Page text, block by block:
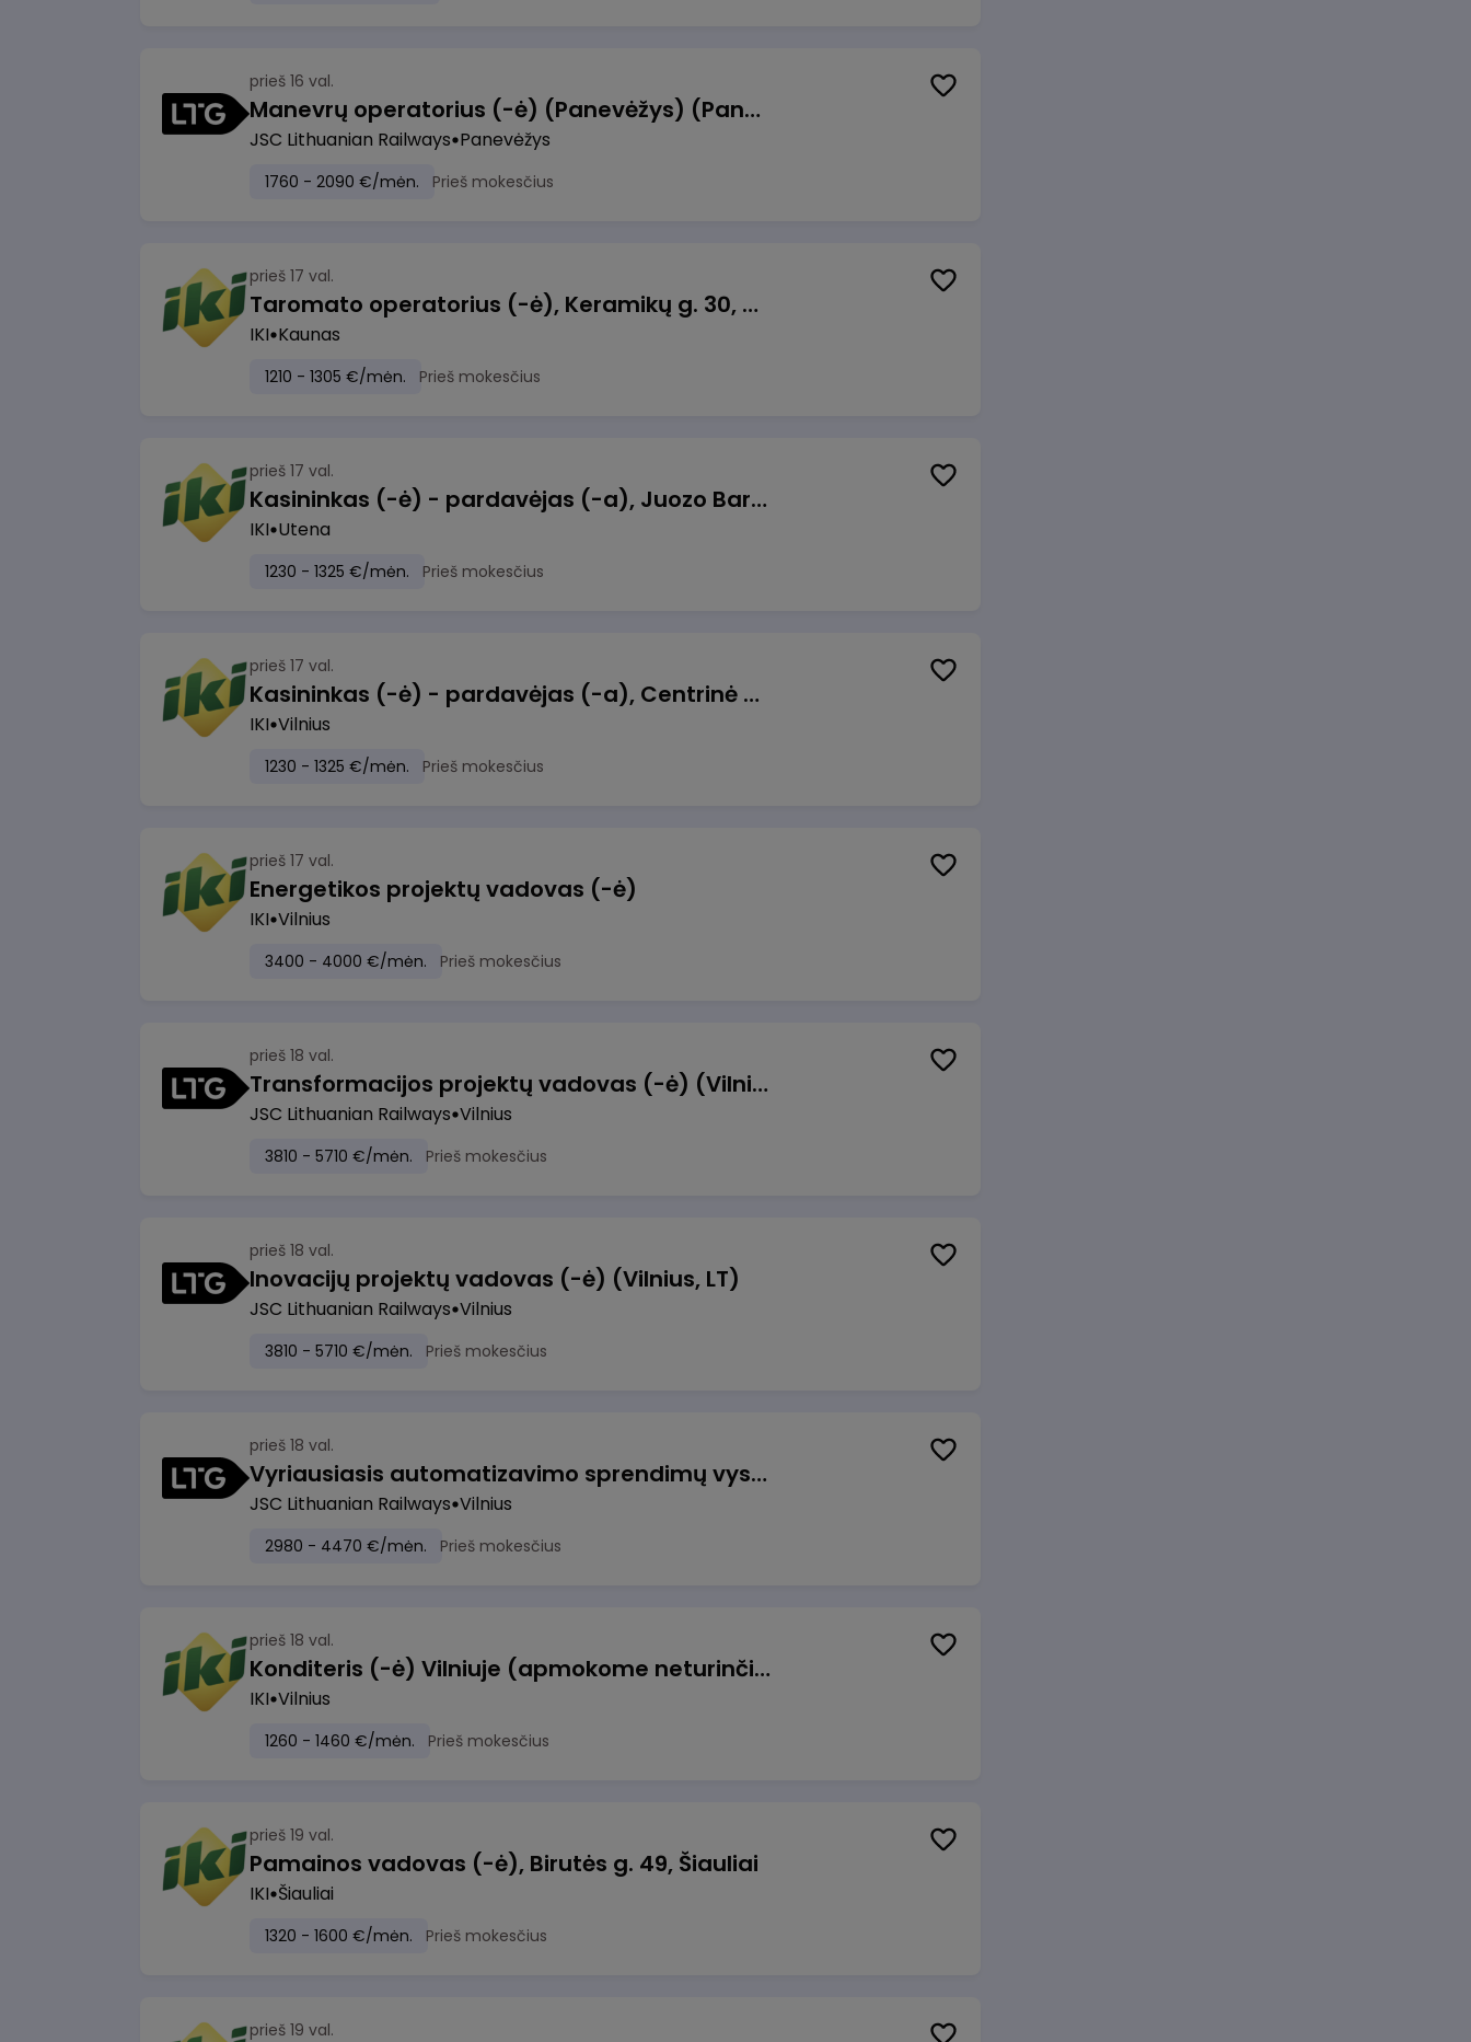
prieš 16 val.
Manevrų operatorius (-ė) (Panevėžys) (Panevėžys, LT)
JSC Lithuanian Railways Panevėžys
1760 - 2090 €/mėn. Prieš mokesčius
prieš 17 val.
Taromato operatorius (-ė), Keramikų g. 30, Neveronys
IKI Kaunas
1210 - 1305 €/mėn. Prieš mokesčius
prieš 17 val.
Kasininkas (-ė) - pardavėjas (-a), Juozo Bartašiaus g. 1, Utena
IKI Utena
1230 - 1325 €/mėn. Prieš mokesčius
prieš 17 val.
Kasininkas (-ė) - pardavėjas (-a), Centrinė g. 62, Galgiai
IKI Vilnius
1230 - 1325 €/mėn. Prieš mokesčius
prieš 17 val.
Energetikos projektų vadovas (-ė)
IKI Vilnius
3400 - 4000 €/mėn. Prieš mokesčius
prieš 18 val.
Transformacijos projektų vadovas (-ė) (Vilnius, LT)
JSC Lithuanian Railways Vilnius
3810 - 5710 €/mėn. Prieš mokesčius
prieš 18 val.
Inovacijų projektų vadovas (-ė) (Vilnius, LT)
JSC Lithuanian Railways Vilnius
3810 - 5710 €/mėn. Prieš mokesčius
prieš 18 val.
Vyriausiasis automatizavimo sprendimų vystytojas (-a) (Vilnius, LT)
JSC Lithuanian Railways Vilnius
2980 - 4470 €/mėn. Prieš mokesčius
prieš 18 val.
Konditeris (-ė) Vilniuje (apmokome neturinčius patirties)
IKI Vilnius
1260 - 1460 €/mėn. Prieš mokesčius
prieš 19 val.
Pamainos vadovas (-ė), Birutės g. 49, Šiauliai
IKI Šiauliai
1320 - 1600 €/mėn. Prieš mokesčius
prieš 19 val.